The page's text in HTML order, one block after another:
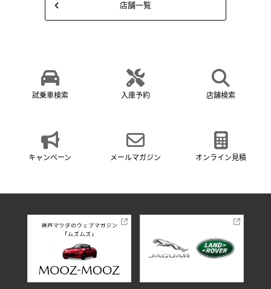
店舗一覧
試乗車検索 入庫予約 店舗検索
キャンペーン メールマガジン オンライン見積